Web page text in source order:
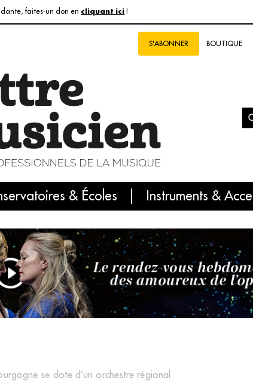
faites-un don en cliquant ici !
S'ABONNER BOUTIQUE
& Écoles Instruments &
du mois International
se dote d’un orchestre régional